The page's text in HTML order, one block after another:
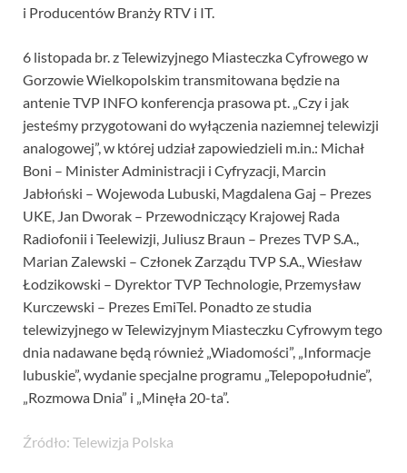
i Producentów Branży RTV i IT.
6 listopada br. z Telewizyjnego Miasteczka Cyfrowego w
Gorzowie Wielkopolskim transmitowana będzie na
antenie TVP INFO konferencja prasowa pt. „Czy i jak
jesteśmy przygotowani do wyłączenia naziemnej telewizji
analogowej”, w której udział zapowiedzieli m.in.: Michał
Boni – Minister Administracji i Cyfryzacji, Marcin
Jabłoński – Wojewoda Lubuski, Magdalena Gaj – Prezes
UKE, Jan Dworak – Przewodniczący Krajowej Rada
Radiofonii i Teelewizji, Juliusz Braun – Prezes TVP S.A.,
Marian Zalewski – Członek Zarządu TVP S.A., Wiesław
Łodzikowski – Dyrektor TVP Technologie, Przemysław
Kurczewski – Prezes EmiTel. Ponadto ze studia
telewizyjnego w Telewizyjnym Miasteczku Cyfrowym tego
dnia nadawane będą również „Wiadomości”, „Informacje
lubuskie”, wydanie specjalne programu „Telepopołudnie”,
„Rozmowa Dnia” i „Minęła 20-ta”.
Źródło: Telewizja Polska